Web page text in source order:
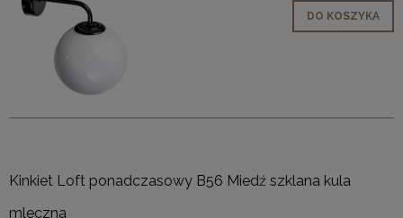
DO KOSZYKA
Kinkiet Loft ponadczasowy B56 Miedź szklana kula
mleczna